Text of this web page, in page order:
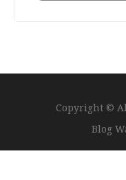
Copyright ©
Blog